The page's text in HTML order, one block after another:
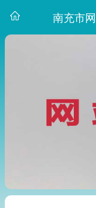
南充市